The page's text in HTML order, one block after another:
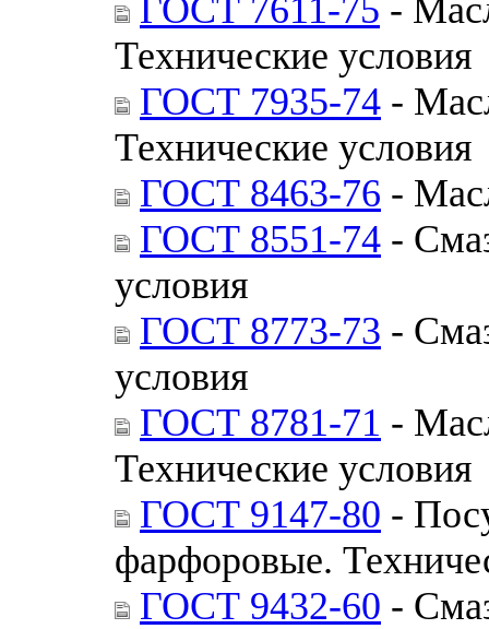
ГОСТ 7611-75 -
Технические условия
ГОСТ 7935-74 -
Технические условия
ГОСТ 8463-76 -
ГОСТ 8551-74 -
условия
ГОСТ 8773-73 -
условия
ГОСТ 8781-71 -
Технические условия
ГОСТ 9147-80 -
фарфоровые.
ГОСТ 9432-60 -